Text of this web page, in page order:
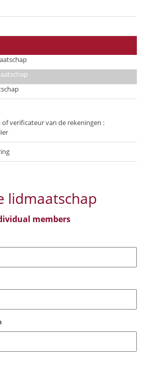
verificateur van de rekeningen :
lidmaatschap
members